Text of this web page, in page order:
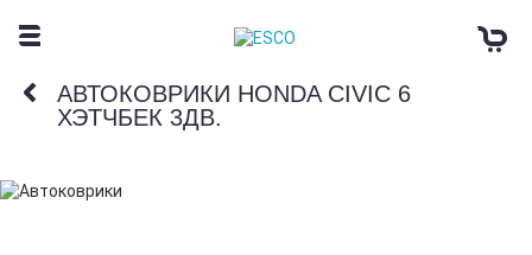
АВТОКОВРИКИ HONDA CIVIC 6
ХЭТЧБЕК 3ДВ.